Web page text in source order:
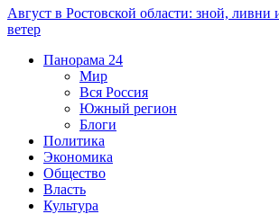
Август в Ростовской области: зной,
ветер
Панорама 24
Мир
Вся Россия
Южный регион
Блоги
Политика
Экономика
Общество
Власть
Культура